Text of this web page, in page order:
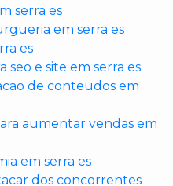
serra es
em serra es
es
seo e site em serra es
de conteudos em
aumentar vendas em
em serra es
dos concorrentes